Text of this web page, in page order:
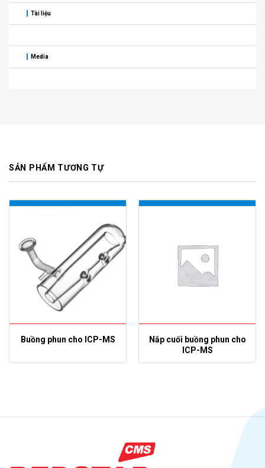
Tài liệu
Media
SẢN PHẨM TƯƠNG TỰ
Buồng phun cho ICP-MS
Nắp cuối buồng phun cho
ICP-MS